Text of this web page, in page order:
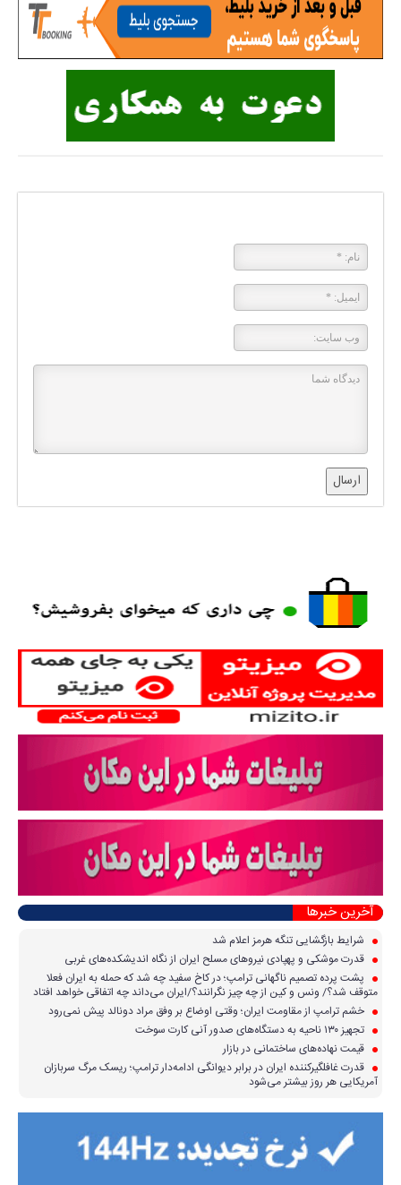
ارسال
آخرین خبرها
شرایط بازگشایی تنگه هرمز اعلام شد
قدرت موشکی و پهپادی نیرو‌های مسلح ایران از نگاه اندیشکده‌های غربی
پشت پرده تصمیم ناگهانی ترامپ؛ در کاخ سفید چه شد که حمله به ایران فعلا
متوقف شد؟/ ونس و کین از چه چیز نگرانند؟/ایران می‌داند چه اتفاقی خواهد افتاد
خشم ترامپ از مقاومت ایران؛ وقتی اوضاع بر وفق مراد دونالد پیش نمی‌رود
تجهیز ۱۳۰ ناحیه به دستگاه‌های صدور آنی کارت سوخت
قیمت نهاده‌های ساختمانی در بازار
قدرت غافلگیرکننده ایران در برابر دیوانگی ادامه‌دار ترامپ؛ ریسک مرگ سربازان
آمریکایی هر روز بیشتر می‌شود